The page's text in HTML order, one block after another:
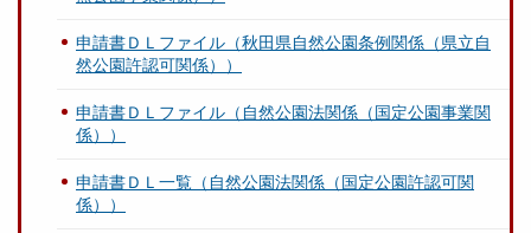
申請書ＤＬファイル（秋田県自然公園条例関係（県立自
然公園許認可関係））
申請書ＤＬファイル（自然公園法関係（国定公園事業関
係））
申請書ＤＬ一覧（自然公園法関係（国定公園許認可関
係））